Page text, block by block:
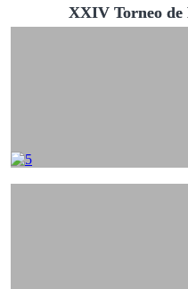
XXIV Torneo de